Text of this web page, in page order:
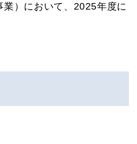
）において、2025年度に